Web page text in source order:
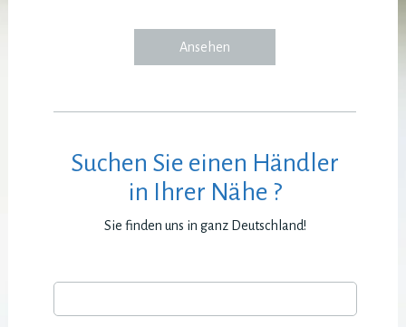
Ansehen
Suchen Sie einen Händler
in Ihrer Nähe ?
Sie finden uns in ganz Deutschland!